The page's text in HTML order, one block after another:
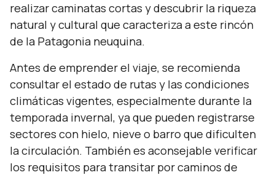
realizar caminatas cortas y descubrir la riqueza
natural y cultural que caracteriza a este rincón
de la Patagonia neuquina.
Antes de emprender el viaje, se recomienda
consultar el estado de rutas y las condiciones
climáticas vigentes, especialmente durante la
temporada invernal, ya que pueden registrarse
sectores con hielo, nieve o barro que dificulten
la circulación. También es aconsejable verificar
los requisitos para transitar por caminos de